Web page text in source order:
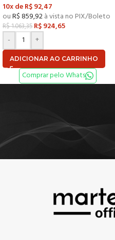
10x deR$92,47
ouR$859,92à vista no PIX/Boleto
R$1.063,35 R$924,65
-
+
ADICIONAR AO CARRINHO
Comprar pelo Whats